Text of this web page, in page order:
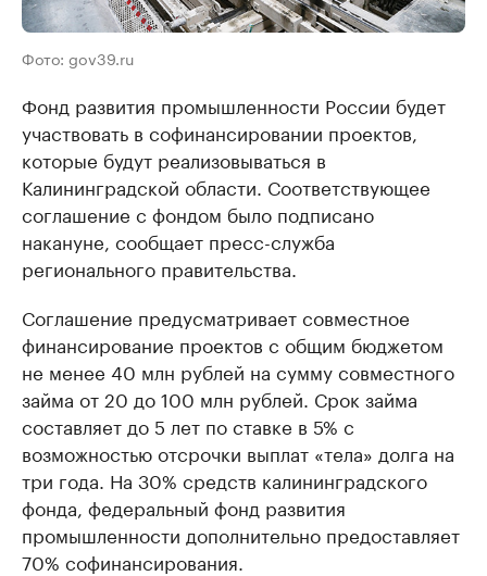
Фото: gov39.ru
Фонд развития промышленности России будет
участвовать в софинансировании проектов,
которые будут реализовываться в
Калининградской области. Соответствующее
соглашение с фондом было подписано
накануне, сообщает пресс-служба
регионального правительства.
Соглашение предусматривает совместное
финансирование проектов с общим бюджетом
не менее 40 млн рублей на сумму совместного
займа от 20 до 100 млн рублей. Срок займа
составляет до 5 лет по ставке в 5% с
возможностью отсрочки выплат «тела» долга на
три года. На 30% средств калининградского
фонда, федеральный фонд развития
промышленности дополнительно предоставляет
70% софинансирования.